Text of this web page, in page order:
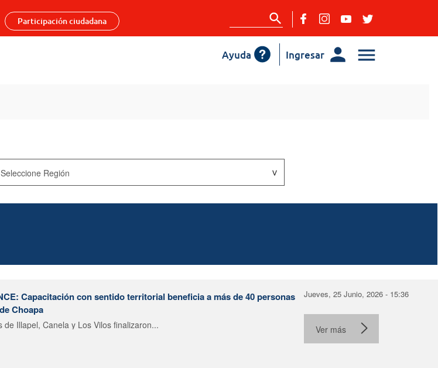
Participación ciudadana
Ingresar
Ayuda
Capacitación con sentido territorial beneficia a más de 40 personas
Choapa
de Illapel, Canela y Los Vilos finalizaron...
Jueves, 25 Junio, 2026 - 15:36
Ver más